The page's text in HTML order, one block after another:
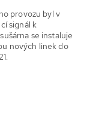
provozu byl v
signál k
se instaluje
nových linek do